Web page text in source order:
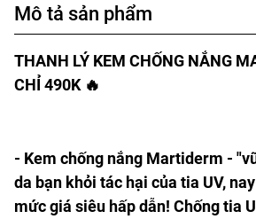
Mô tả sản phẩm
THANH LÝ KEM CHỐNG NẮNG
CHỈ 490K 🔥
- Kem chống nắng Martiderm -
da bạn khỏi tác hại của tia UV,
mức giá siêu hấp dẫn! Chống tia